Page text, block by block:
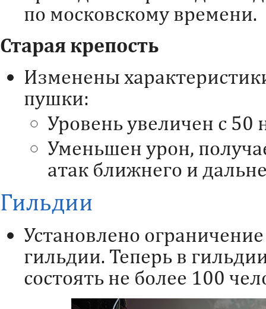
по московскому времени.
Старая крепость
Изменены
пушки:
Уровень увеличен с 50
Уменьшен урон,
атак ближнего и
Гильдии
Установлено
гильдии. Теперь в
состоять не более 100